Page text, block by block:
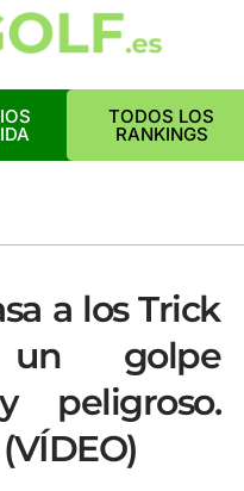
TODOS LOS
RANKINGS
a los Trick
golpe
peligroso.